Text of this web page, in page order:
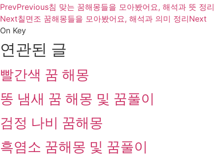
PrevPrevious침 맞는 꿈해몽들을 모아봤어요, 해석과 뜻 정리
Next칠면조 꿈해몽들을 모아봤어요, 해석과 의미 정리Next
On Key
연관된 글
빨간색 꿈 해몽
똥 냄새 꿈 해몽 및 꿈풀이
검정 나비 꿈해몽
흑염소 꿈해몽 및 꿈풀이